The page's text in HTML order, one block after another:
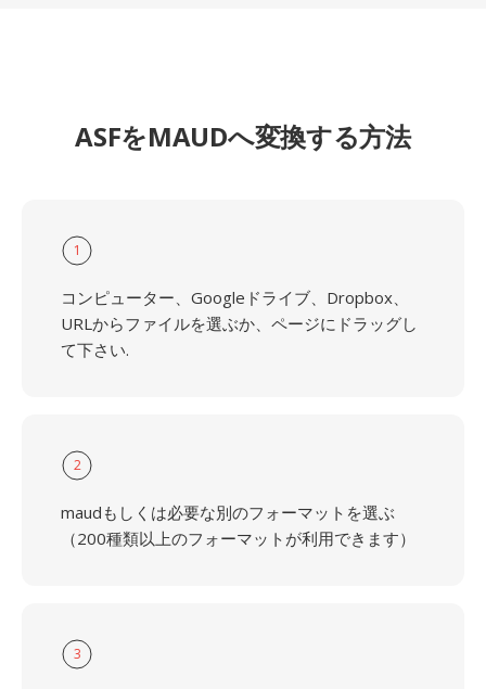
ASFをMAUDへ変換する方法
1
コンピューター、Googleドライブ、Dropbox、
URLからファイルを選ぶか、ページにドラッグし
て下さい.
2
maudもしくは必要な別のフォーマットを選ぶ
（200種類以上のフォーマットが利用できます）
3